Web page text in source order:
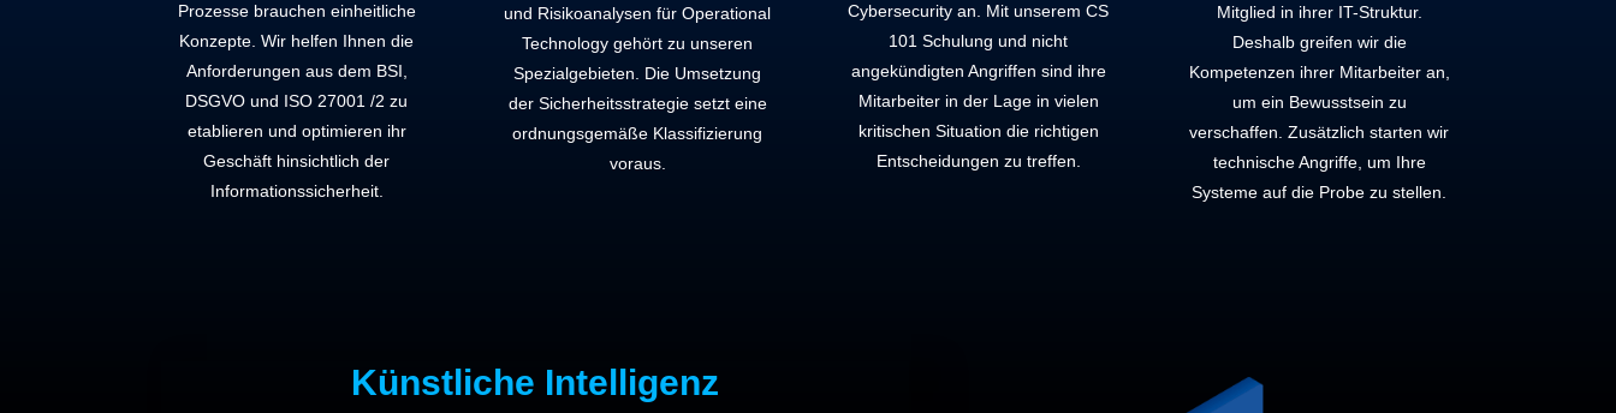
Prozesse brauchen einheitliche
Konzepte. Wir helfen Ihnen die
Anforderungen aus dem BSI,
DSGVO und ISO 27001 /2 zu
etablieren und optimieren ihr
Geschäft hinsichtlich der
Informationssicherheit.
und Risikoanalysen für Operational
Technology gehört zu unseren
Spezialgebieten. Die Umsetzung
der Sicherheitsstrategie setzt eine
ordnungsgemäße Klassifizierung
voraus.
Cybersecurity an. Mit unserem CS
101 Schulung und nicht
angekündigten Angriffen sind ihre
Mitarbeiter in der Lage in vielen
kritischen Situation die richtigen
Entscheidungen zu treffen.
Mitglied in ihrer IT-Struktur.
Deshalb greifen wir die
Kompetenzen ihrer Mitarbeiter an,
um ein Bewusstsein zu
verschaffen. Zusätzlich starten wir
technische Angriffe, um Ihre
Systeme auf die Probe zu stellen.
Künstliche Intelligenz